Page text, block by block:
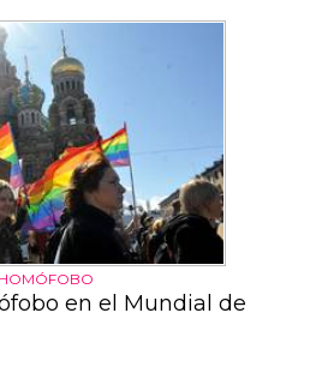
en el Mundial de